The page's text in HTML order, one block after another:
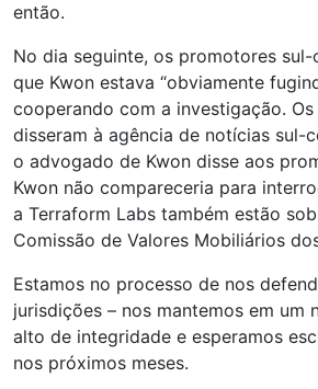
então.
No dia seguinte, os promotores sul-
que Kwon estava “obviamente
cooperando com a investigação.
disseram à agência de notícias sul-
o advogado de Kwon disse aos
Kwon não compareceria para
a Terraform Labs também estão
Comissão de Valores Mobiliários
Estamos no processo de nos
jurisdições – nos mantemos em um
alto de integridade e esperamos
nos próximos meses.